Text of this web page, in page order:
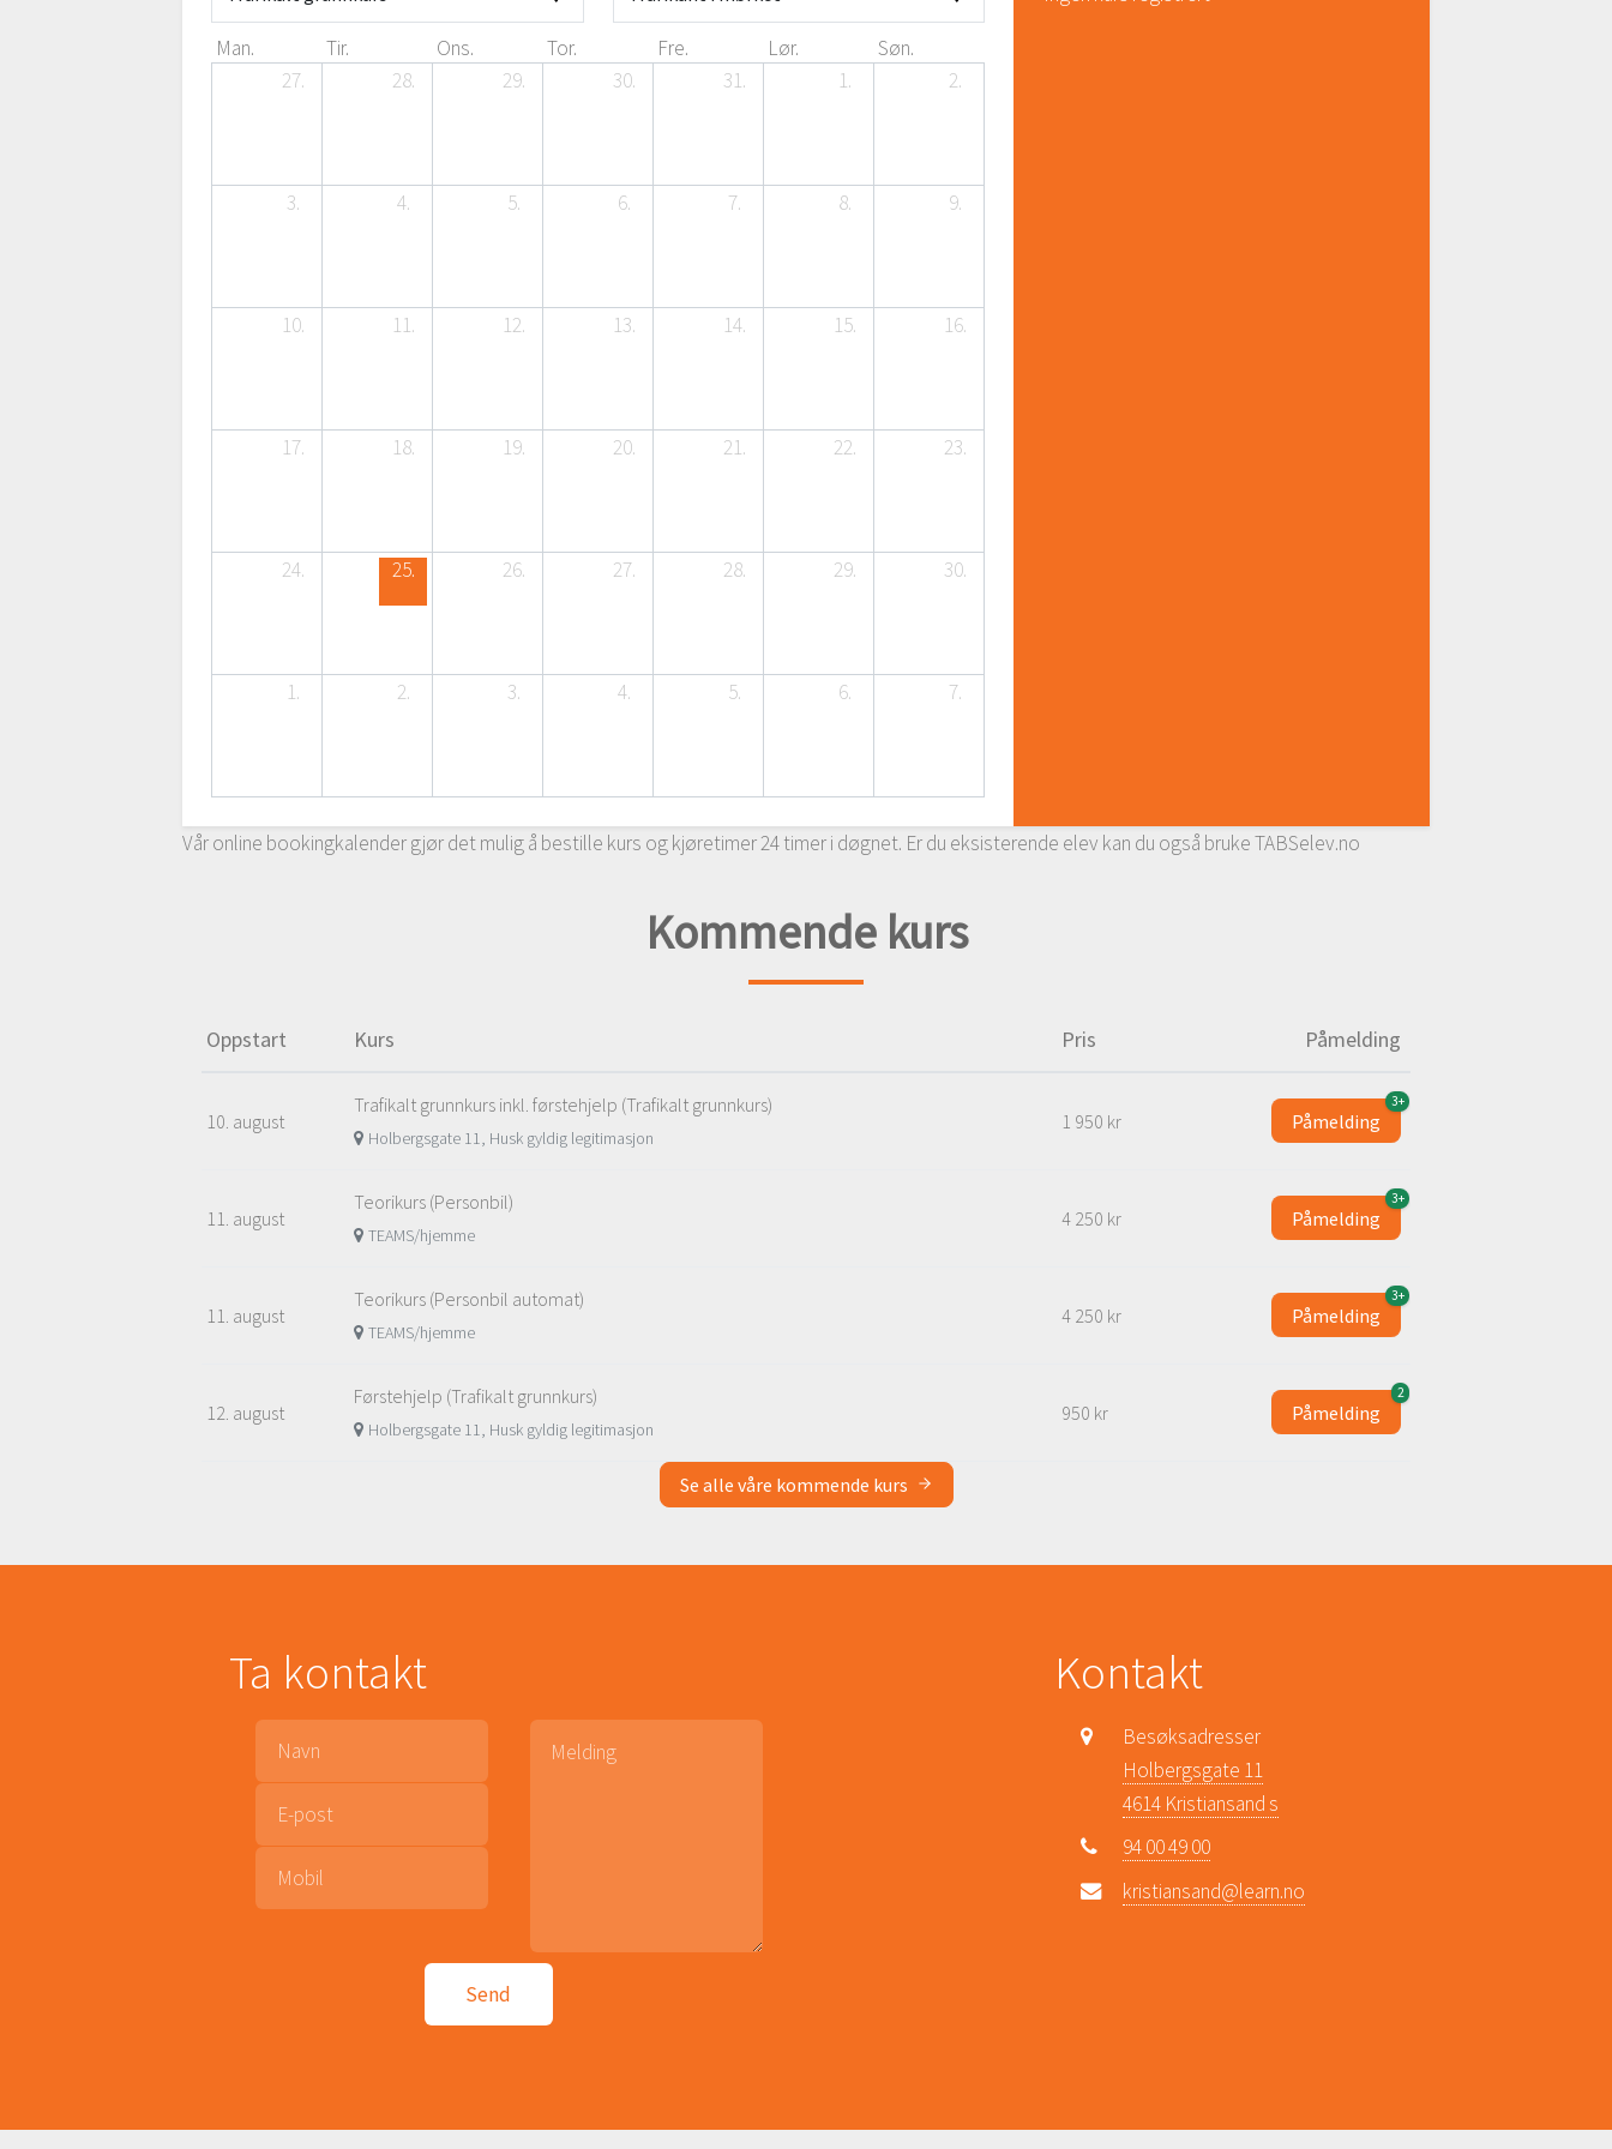
Man. Tir. Ons. Tor. Fre. Lør.
Søn.
27.
28. 29. 30. 31. 1. 2.
3. 4. 5. 6. 7. 8. 9.
10. 11. 12. 13. 14. 15. 16.
17. 18. 19. 20. 21. 22. 23.
24. 25. 26. 27. 28. 29. 30.
1. 2. 3. 4. 5. 6. 7.
Vår online bookingkalender gjør det mulig å bestille kurs og kjøretimer 24 timer i døgnet. Er du eksisterende elev kan du også bruke TABSelev.no
Kommende kurs
Oppstart Kurs Pris Påmelding
10. august
Trafikalt grunnkurs inkl. førstehjelp (Trafikalt grunnkurs)
Holbergsgate 11, Husk gyldig legitimasjon
1 950 kr Påmelding
3+
11. august
Teorikurs (Personbil)
TEAMS/hjemme
4 250 kr Påmelding
3+
11. august
Teorikurs (Personbil automat)
TEAMS/hjemme
4 250 kr Påmelding
3+
12. august
Førstehjelp (Trafikalt grunnkurs)
Holbergsgate 11, Husk gyldig legitimasjon
950 kr Påmelding
2
Se alle våre kommende kurs
Ta kontakt Kontakt
Besøksadresser
Holbergsgate 11
4614 Kristiansand s
94 00 49 00
kristiansand@learn.no